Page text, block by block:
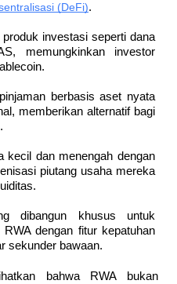
(DeFi).
investasi seperti dana
memungkinkan investor
berbasis aset nyata
memberikan alternatif bagi
kecil dan menengah dengan
piutang usaha mereka
dibangun khusus untuk
dengan fitur kepatuhan
sekunder bawaan.
bahwa RWA bukan